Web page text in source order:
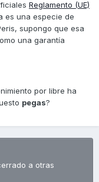
Reglamento (UE)
es una especie de
supongo que esa
una garantía
por libre ha
pegas?
a otras